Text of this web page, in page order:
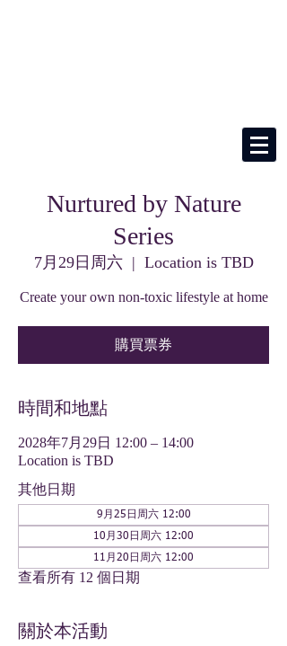
Nurtured by Nature
Series
7月29日周六
  |
Location is TBD
Create your own non-toxic lifestyle at home
購買票券
時間和地點
2028年7月29日 12:00 – 14:00
Location is TBD
其他日期
9月25日周六 12:00
10月30日周六 12:00
11月20日周六 12:00
查看所有 12 個日期
關於本活動